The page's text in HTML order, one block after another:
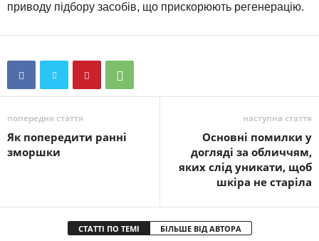
приводу підбору засобів, що прискорюють регенерацію.
попередня стаття
Як попередити ранні
зморшки
наступна стаття
Основні помилки у
догляді за обличчям,
яких слід уникати, щоб
шкіра не старіла
СТАТТІ ПО ТЕМІ БІЛЬШЕ ВІД АВТОРА